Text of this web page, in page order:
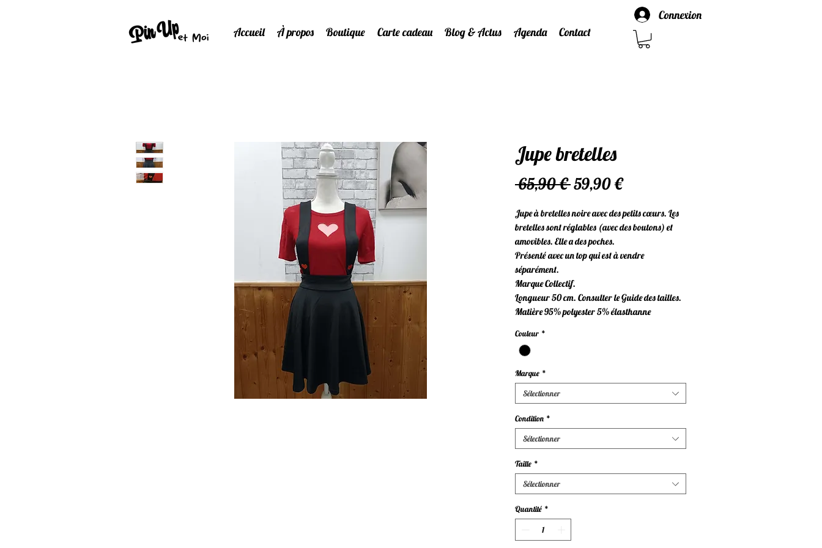
Connexion
Accueil
À propos Boutique Carte cadeau Blog & Actus Agenda Contact
Jupe bretelles
65,90 € Prix
59,90 €Prix
Jupe à bretelles noire avec des petits cœurs. Les
bretelles sont réglables (avec des boutons) et
amovibles. Elle a des poches.
Présenté avec un top qui est à vendre
séparément.
Marque Collectif.
Longueur 50 cm. Consulter le Guide des tailles.
Matière 95% polyester 5% élasthanne
Couleur *
Marque *
Sélectionner
Condition *
Sélectionner
Taille *
Sélectionner
Quantité *